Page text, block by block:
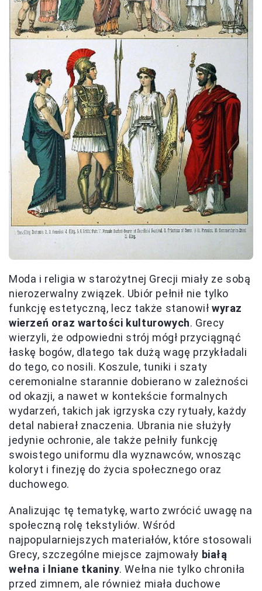
Moda i religia w starożytnej Grecji miały ze sobą
nierozerwalny związek. Ubiór pełnił nie tylko
funkcję estetyczną, lecz także stanowiłwyraz
wierzeń oraz wartości kulturowych. Grecy
wierzyli, że odpowiedni strój mógł przyciągnąć
łaskę bogów, dlatego tak dużą wagę przykładali
do tego, co nosili. Koszule, tuniki i szaty
ceremonialne starannie dobierano w zależności
od okazji, a nawet w kontekście formalnych
wydarzeń, takich jak igrzyska czy rytuały, każdy
detal nabierał znaczenia. Ubrania nie służyły
jedynie ochronie, ale także pełniły funkcję
swoistego uniformu dla wyznawców, wnosząc
koloryt i finezję do życia społecznego oraz
duchowego.
Analizując tę tematykę, warto zwrócić uwagę na
społeczną rolę tekstyliów. Wśród
najpopularniejszych materiałów, które stosowali
Grecy, szczególne miejsce zajmowały białą
wełna i lniane tkaniny. Wełna nie tylko chroniła
przed zimnem, ale również miała duchowe